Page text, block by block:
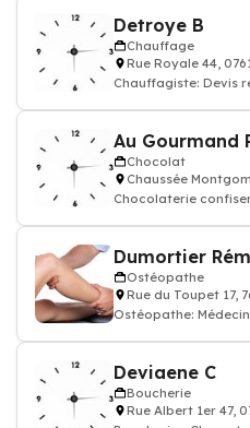
Detroye B
Chauffage
Rue Royale 44,
Chauffagiste: Devis
Au Gourmand
Chocolat
Chaussée
Chocolaterie
Dumortier
Ostéopathe
Rue du Toupet 17,
Ostéopathe:
Deviaene C
Boucherie
Rue Albert 1er 47,